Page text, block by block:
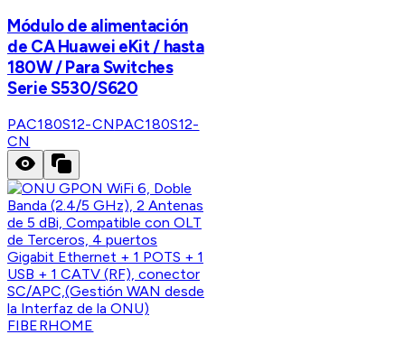
Módulo de alimentación
de CA Huawei eKit / hasta
180W / Para Switches
Serie S530/S620
PAC180S12-CNPAC180S12-
CN
FIBERHOME